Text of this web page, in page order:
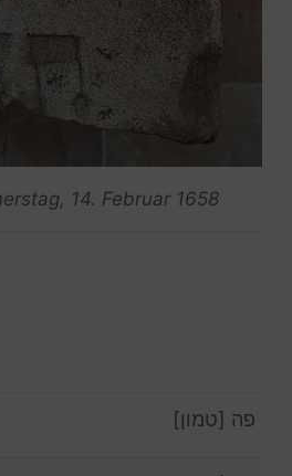
14. Februar 1658
פה [טמון]